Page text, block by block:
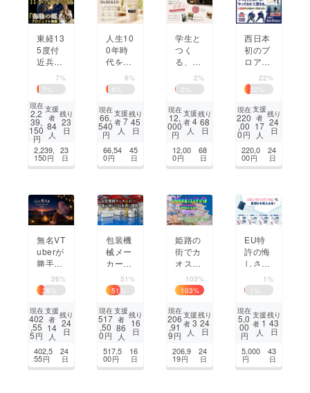
東経13
5度付
近兵庫
県神河
町
「素」
（ス）
に還る
場所を
創る。
ミロク
の郷プ
7%
7
現在
2,2
39,
150
円
支援
者
84
人
残り
23
日
2,239,
150円
23
日
人生10
0年時
代を、
美しく
健やか
に。Dr.
BEKE
Nを全
国へ
6%
6
現在
66,
540
円
支援
者7
人
残り
45
日
66,54
0円
45
日
学生と
つく
る、世
界にひ
とつの
結婚式
2%
2
現在
12,
000
円
支援
者4
人
残り
68
日
12,00
0円
68
日
西日本
初のプ
ロアイ
スホッ
ケーク
ラブが
挑む。
人生初
のアイ
ケー体
験を。
22%
22
現在
220
,00
0円
支援
者
17
人
残り
24
日
220,0
00円
24
日
無名VT
uberが
勝手に
始めた
「心の
焚火」
──孤
独に悩
む人が
場所を
未来へ
26%
26
現在
402
,55
5円
支援
者
14
人
残り
24
日
402,5
55円
24
日
包装機
械メー
カーが
地元神
戸で日
本酒に
挑
戦。“一
合
本酒を
1,000
51%
51%
現在
517
,50
0円
支援
者
86
人
残り
16
日
517,5
00円
16
日
姫路の
街でカ
オスな
ライブ
をやり
たいん
や！
103%
103%
現在
206
,91
9円
支援
者3
人
残り
24
日
206,9
19円
24
日
EU特
許の悔
しさを
に。日
本発の
「エビ
ングハ
ウスフ
米国特
許取得
1%
1
現在
5,0
00
円
支援
者1
人
残り
43
日
5,000
円
43
日